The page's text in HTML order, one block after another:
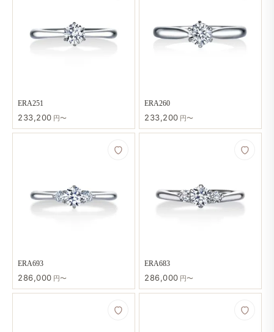
ERA251
233,200 円〜
ERA260
233,200 円〜
ERA693
286,000 円〜
ERA683
286,000 円〜